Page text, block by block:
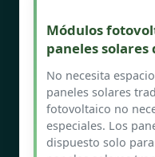
Módulos
paneles
No necesita
paneles solares
fotovoltaico no
especiales. Los
dispuesto solo